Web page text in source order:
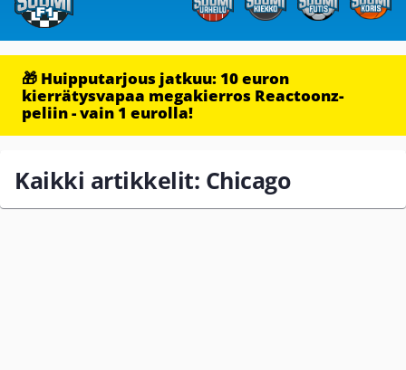
🎁 Huipputarjous jatkuu: 10 euron
kierrätysvapaa megakierros Reactoonz-
peliin - vain 1 eurolla!
Kaikki artikkelit: Chicago